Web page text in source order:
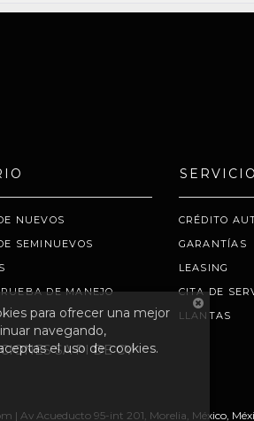
NUEVOS
SEMINUEVOS
DE MANEJO
CRÉDITO
GARANTÍAS
LEASING
CITA DE
LLANTAS
SA PI DE CV
| Av Acueducto 95-int 201, Morelia, México,
para ofrecer una mejor
navegando,
el uso de cookies.